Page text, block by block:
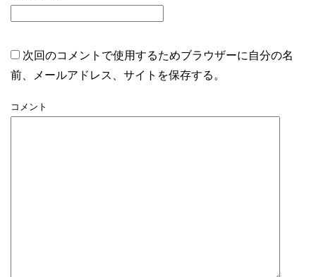
次回のコメントで使用するためブラウザーに自分の名
前、メールアドレス、サイトを保存する。
コメント